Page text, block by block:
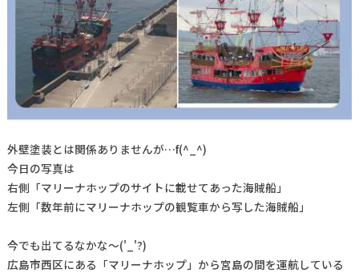
外壁塗装とは関係ありませんが…f(^_^)
今日の写真は
右側「マリーナホップのサイトに載せてあった海賊船」
左側「数年前にマリーナホップの観覧車から写した海賊船」
今でも出てるなかな～('_'?)
広島市西区にある「マリーナホップ」から宮島の間を運航している